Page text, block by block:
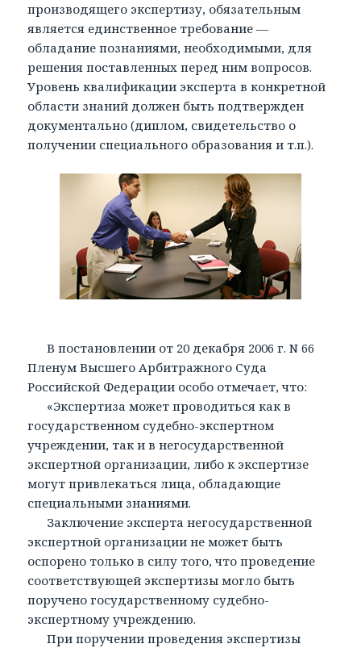
производящего экспертизу, обязательным
является единственное требование —
обладание познаниями, необходимыми, для
решения поставленных перед ним вопросов.
Уровень квалификации эксперта в конкретной
области знаний должен быть подтвержден
документально (диплом, свидетельство о
получении специального образования и т.п.).
В постановлении от 20 декабря 2006 г. N 66
Пленум Высшего Арбитражного Суда
Российской Федерации особо отмечает, что:
«Экспертиза может проводиться как в
государственном судебно-экспертном
учреждении, так и в негосударственной
экспертной организации, либо к экспертизе
могут привлекаться лица, обладающие
специальными знаниями.
Заключение эксперта негосударственной
экспертной организации не может быть
оспорено только в силу того, что проведение
соответствующей экспертизы могло быть
поручено государственному судебно-
экспертному учреждению.
При поручении проведения экспертизы